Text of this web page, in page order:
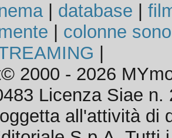
| database
colonne
2000 - 2026
Licenza Siae n.
all'attività di